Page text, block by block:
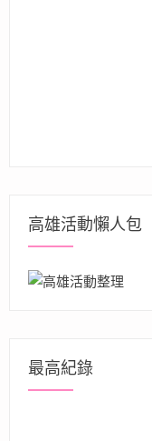
高雄活動懶人包
最高紀錄